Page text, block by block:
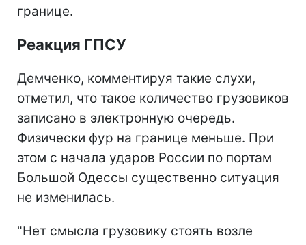
границе.
Реакция ГПСУ
Демченко, комментируя такие слухи,
отметил, что такое количество грузовиков
записано в электронную очередь.
Физически фур на границе меньше. При
этом с начала ударов России по портам
Большой Одессы существенно ситуация
не изменилась.
"Нет смысла грузовику стоять возле